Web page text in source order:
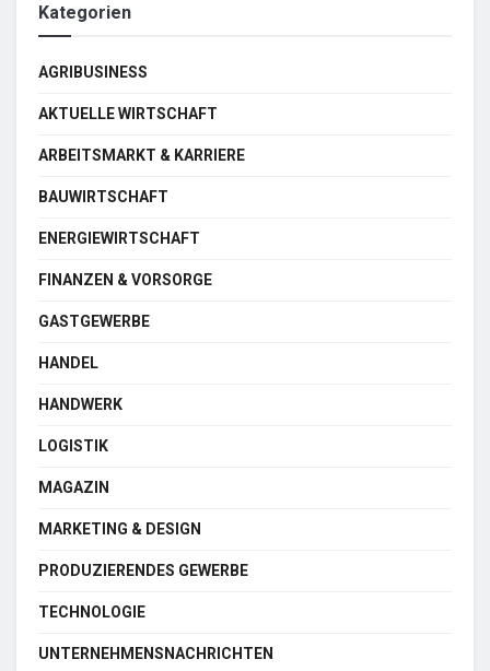
Kategorien
AGRIBUSINESS
AKTUELLE WIRTSCHAFT
ARBEITSMARKT & KARRIERE
BAUWIRTSCHAFT
ENERGIEWIRTSCHAFT
FINANZEN & VORSORGE
GASTGEWERBE
HANDEL
HANDWERK
LOGISTIK
MAGAZIN
MARKETING & DESIGN
PRODUZIERENDES GEWERBE
TECHNOLOGIE
UNTERNEHMENSNACHRICHTEN